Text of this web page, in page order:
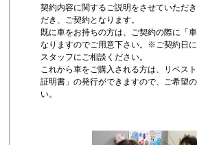
契約内容に関するご説明をさせていただ
だき、ご契約となります。
既に車をお持ちの方は、ご契約の際に「
なりますのでご用意下さい。※ご契約日
スタッフにご相談ください。
これから車をご購入される方は、リベス
証明書」の発行ができますので、ご希望
い。